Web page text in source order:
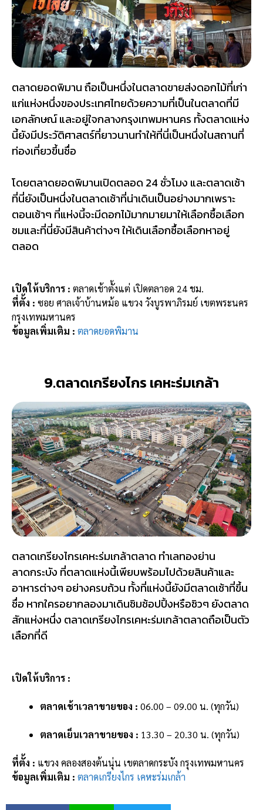
ตลาดยอดพิมาน ถือเป็นหนึ่งในตลาดขายส่งดอกไม้ที่เก่า
แก่แห่งหนึ่งของประเทศไทยด้วยความที่เป็นในตลาดที่มี
เอกลักษณ์ และอยู่ใจกลางกรุงเทพมหานคร ทั้งตลาดแห่ง
นี้ยังมีประวัติศาสตร์ที่ยาวนานทำให้ที่นี่เป็นหนึ่งในสถานที่
ท่องเที่ยวขึ้นชื่อ
โดยตลาดยอดพิมานเปิดตลอด 24 ชั่วโมง และตลาดเช้า
ที่นี่ยังเป็นหนึ่งในตลาดเช้าที่น่าเดินเป็นอย่างมากเพราะ
ตอนเช้าๆ ที่แห่งนี้จะมีดอกไม้มากมายมาให้เลือกซื้อเลือก
ชมและที่นี่ยังมีสินค้าต่างๆ ให้เดินเลือกซื้อเลือกหาอยู่
ตลอด
เปิดให้บริการ : ตลาดเช้าตั้งแต่ เปิดตลาอด 24 ชม.
ที่ตั้ง : ซอย ศาลเจ้าบ้านหม้อ แขวง วังบูรพาภิรมย์ เขตพระนคร
กรุงเทพมหานคร
ข้อมูลเพิ่มเติม : ตลาดยอดพิมาน
9.ตลาดเกรียงไกร เคหะร่มเกล้า
ตลาดเกรียงไกรเคหะร่มเกล้าตลาด ทำเลทองย่าน
ลาดกระบัง ที่ตลาดแห่งนี้เพียบพร้อมไปด้วยสินค้าและ
อาหารต่างๆ อย่างครบถ้วน ทั้งที่แห่งนี้ยังมีตลาดเช้าที่ขึ้น
ชื่อ หากใครอยากลองมาเดินชิมช้อปปิ้งหรือชิวๆ ยังตลาด
สักแห่งหนึ่ง ตลาดเกรียงไกรเคหะร่มเกล้าตลาดถือเป็นตัว
เลือกที่ดี
เปิดให้บริการ :
ตลาดเช้าเวลาขายของ : 06.00 – 09.00 น. (ทุกวัน)
ตลาดเย็นเวลาขายของ : 13.30 – 20.30 น. (ทุกวัน)
ที่ตั้ง : แขวง คลองสองต้นนุ่น เขตลาดกระบัง กรุงเทพมหานคร
ข้อมูลเพิ่มเติม : ตลาดเกรียงไกร เคหะร่มเกล้า